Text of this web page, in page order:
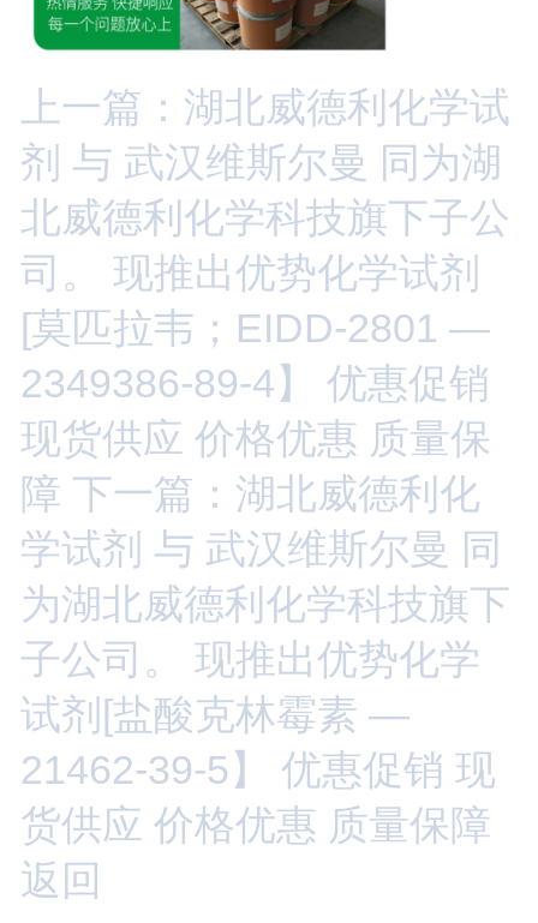
上一篇：湖北威德利化学试
剂 与 武汉维斯尔曼 同为湖
北威德利化学科技旗下子公
司。 现推出优势化学试剂
[莫匹拉韦；EIDD-2801 —
2349386-89-4】 优惠促销
现货供应 价格优惠 质量保
障 下一篇：湖北威德利化
学试剂 与 武汉维斯尔曼 同
为湖北威德利化学科技旗下
子公司。 现推出优势化学
试剂[盐酸克林霉素 —
21462-39-5】 优惠促销 现
货供应 价格优惠 质量保障
返回